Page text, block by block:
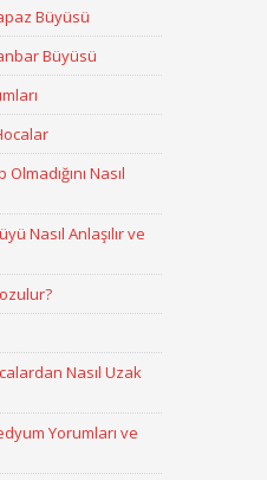
Büyüsü
Büyüsü
Nasıl
Nasıl Anlaşılır ve
Nasıl Uzak
Yorumları ve